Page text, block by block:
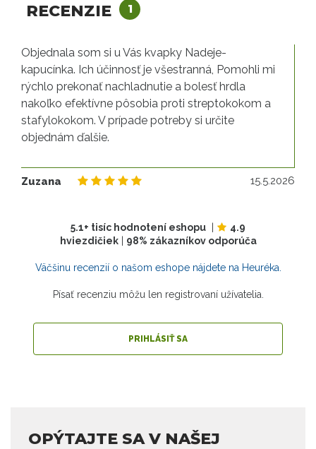
RECENZIE
1
Objednala som si u Vás kvapky Nadeje-
kapucínka. Ich účinnosť je všestranná, Pomohli mi
rýchlo prekonať nachladnutie a bolesť hrdla
nakoľko efektívne pôsobia proti streptokokom a
stafylokokom. V prípade potreby si určite
objednám ďalšie.
Zuzana 15.5.2026
5.1+ tisíc hodnotení eshopu |
4.9
hviezdičiek| 98% zákazníkov odporúča
Väčšinu recenzií o našom eshope nájdete na Heuréka.
Písať recenziu môžu len registrovaní užívatelia.
PRIHLÁSIŤ SA
OPÝTAJTE SA V NAŠEJ